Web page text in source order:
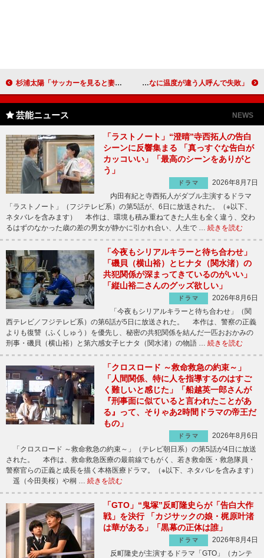
杉浦太陽「サッカーを見ると妻のつわりが吹き飛ぶ」 スザンヌ「子どもは寝ているけど応援します」 松田龍平、野田洋次郎宅でサッカー観戦 野田「こんなに温度が違う人呼んで失敗」
芸能ニュース NEWS
「ラストノート」“澄晴”寺西拓人の告白
シーンに反響集まる 「真っすぐな告白が
カッコいい」「最高のシーンをありがと
う」
ドラマ
2026年8月7日
内田有紀と寺西拓人がダブル主演するドラマ
「ラストノート」（フジテレビ系）の第5話が、6日に放送された。（※以下、
ネタバレを含みます） 本作は、環境も積み重ねてきた人生も全く違う、交わ
るはずのなかった歳の差の男女が静かに引かれ合い、人生で … 続きを読む
「今夜もシリアルキラーと待ち合わせ」
「磯貝（横山裕）とヒナタ（関水渚）の
共犯関係が深まってきているのがいい」
「縦山裕二さんのグッズ欲しい」
ドラマ
2026年8月6日
「今夜もシリアルキラーと待ち合わせ」（関
西テレビ／フジテレビ系）の第6話が5日に放送された。 本作は、警察の正義
よりも復讐（ふくしゅう）を優先し、秘密の共犯関係を結んだ一匹おおかみの
刑事・磯貝（横山裕）と第六感女子ヒナタ（関水渚）の物語 … 続きを読む
「クロスロード ～救命救急の約束～」
「人間関係、特に人を指導するのはすご
く難しいと感じた」「船越英一郎さんが
『刑事面に似ていると言われたことがあ
る』って、そりゃあ2時間ドラマの帝王だ
もの」
ドラマ
2026年8月6日
「クロスロード ～救命救急の約束～」（テレビ朝日系）の第5話が4日に放送
された。 本作は、救命救急医療の最前線でもがく、若き救命医・救急隊員・
警察官らの正義と成長を描く本格医療ドラマ。（※以下、ネタバレを含みます）
遥（今田美桜）や桐 … 続きを読む
「GTO」“鬼塚”反町隆史らが「告白大作
戦」を決行 「カジサックの娘・梶原叶渚
は華がある」「黒幕の正体は誰」
ドラマ
2026年8月4日
反町隆史が主演するドラマ「GTO」（カンテ